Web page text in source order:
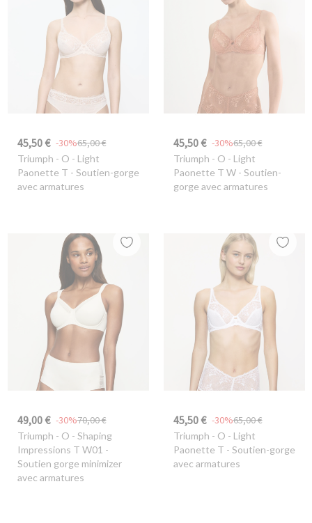
45,50 € 65,00 €
-30%
Triumph - O - Light
Paonette T - Soutien-gorge
avec armatures
45,50 € 65,00 €
-30%
Triumph - O - Light
Paonette T W - Soutien-
gorge avec armatures
49,00 € 70,00 €
-30%
Triumph - O - Shaping
Impressions T W01 -
Soutien gorge minimizer
avec armatures
45,50 € 65,00 €
-30%
Triumph - O - Light
Paonette T - Soutien-gorge
avec armatures